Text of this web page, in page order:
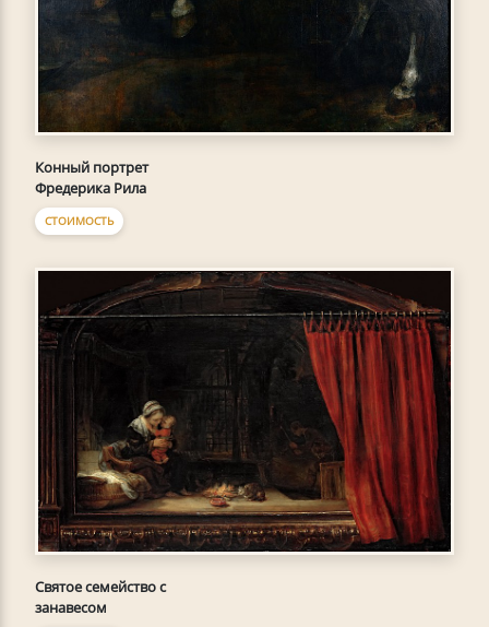
Конный портрет
Фредерика Рила
СТОИМОСТЬ
Святое семейство с
занавесом